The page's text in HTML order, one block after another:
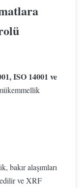
ISO 14001 ve
bakır alaşımları
ve XRF